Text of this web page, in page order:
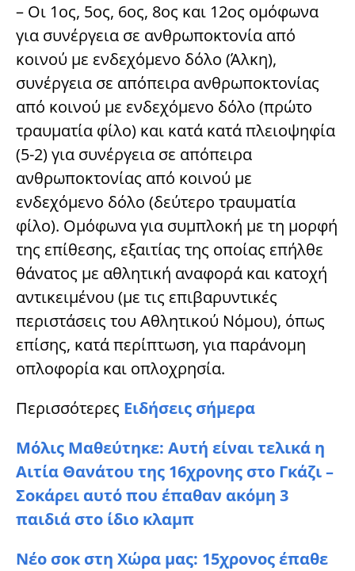
– Οι 1ος, 5ος, 6ος, 8ος και 12ος ομόφωνα
για συνέργεια σε ανθρωποκτονία από
κοινού με ενδεχόμενο δόλο (Άλκη),
συνέργεια σε απόπειρα ανθρωποκτονίας
από κοινού με ενδεχόμενο δόλο (πρώτο
τραυματία φίλο) και κατά κατά πλειοψηφία
(5-2) για συνέργεια σε απόπειρα
ανθρωποκτονίας από κοινού με
ενδεχόμενο δόλο (δεύτερο τραυματία
φίλο). Ομόφωνα για συμπλοκή με τη μορφή
της επίθεσης, εξαιτίας της οποίας επήλθε
θάνατος με αθλητική αναφορά και κατοχή
αντικειμένου (με τις επιβαρυντικές
περιστάσεις του Αθλητικού Νόμου), όπως
επίσης, κατά περίπτωση, για παράνομη
οπλοφορία και οπλοχρησία.
Περισσότερες Ειδήσεις σήμερα
Μόλις Μαθεύτηκε: Αυτή είναι τελικά η
Αιτία Θανάτου της 16χρονης στο Γκάζι –
Σοκάρει αυτό που έπαθαν ακόμη 3
παιδιά στο ίδιο κλαμπ
Νέο σοκ στη Χώρα μας: 15χρονος έπαθε